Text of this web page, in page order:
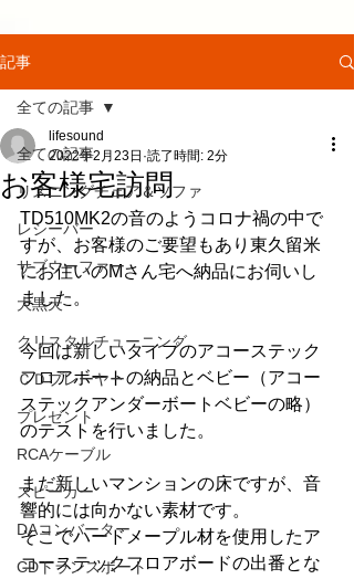
記事
全ての記事
リスニングチェア＆ソファ
レシーバー
サブウーファー
大黒天
クリスタルチューニング
ＣＤプレーヤー
プレゼント
RCAケーブル
スピーカー
DAコンバーター
CDトランスポート
全ての記事
お客様宅訪問
lifesound
2022年2月23日 読了時間: 2分
TD510MK2の音のようコロナ禍の中で
すが、お客様のご要望もあり東久留米
にお住いのMさん宅へ納品にお伺いし
ました。
今回は新しいタイプのアコーステック
フロアボートの納品とベビー（アコー
ステックアンダーボートベビーの略）
のテストを行いました。
まだ新しいマンションの床ですが、音
響的には向かない素材です。
そこでハードメープル材を使用したア
コーステックフロアボードの出番とな